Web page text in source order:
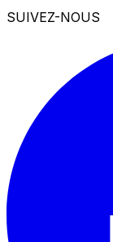
SUIVEZ-NOUS